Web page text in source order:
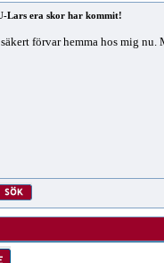
Lars era skor har kommit!
förvar hemma hos mig